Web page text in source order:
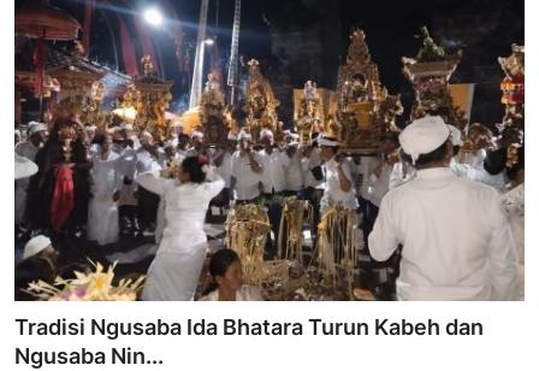
Tradisi Ngusaba Ida Bhatara Turun Kabeh dan
Ngusaba Nin...